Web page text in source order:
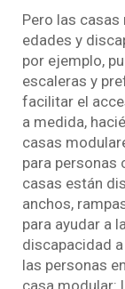
Pero las
edades y
por ejemplo,
escaleras y
facilitar el
a medida,
casas
para personas
casas están
anchos,
para ayudar a
discapacidad
las personas
casa modular: